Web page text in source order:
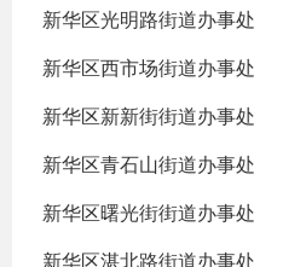
新华区光明路街道办事处
新华区西市场街道办事处
新华区新新街街道办事处
新华区青石山街道办事处
新华区曙光街街道办事处
新华区湛北路街道办事处